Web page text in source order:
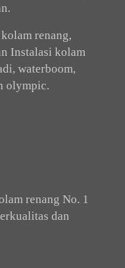
renang,
Instalasi kolam
waterboom,
olympic.
renang No. 1
dan